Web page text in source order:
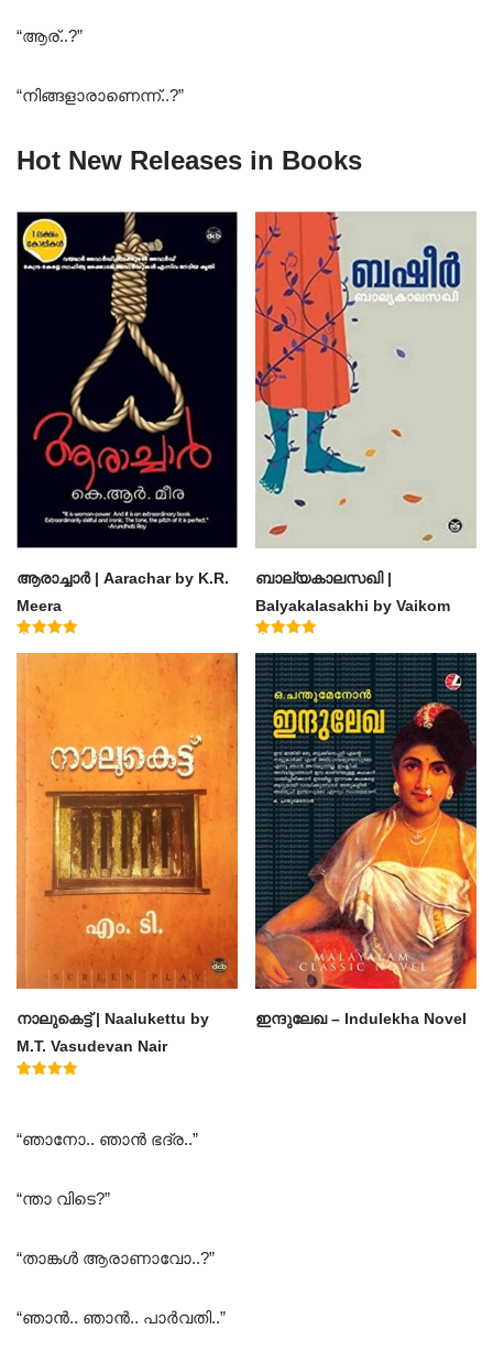
“ആര്..?”
“നിങ്ങളാരാണെന്ന്..?”
Hot New Releases in Books
ആരാച്ചാര്‍ | Aarachar by K.R.
Meera
ബാല്യകാലസഖി |
Balyakalasakhi by Vaikom
Muhammad Basheer
4.60
out of 5
നാലുകെട്ട് | Naalukettu by
M.T. Vasudevan Nair
ഇന്ദുലേഖ – Indulekha Novel
“ഞാനോ.. ഞാൻ ഭദ്ര..”
“ന്താ വിടെ?”
“താങ്കൾ ആരാണാവോ..?”
“ഞാൻ.. ഞാൻ.. പാർവതി..”